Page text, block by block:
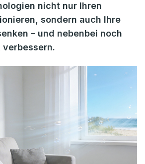
nicht nur Ihren
sondern auch Ihre
– und nebenbei noch
verbessern.